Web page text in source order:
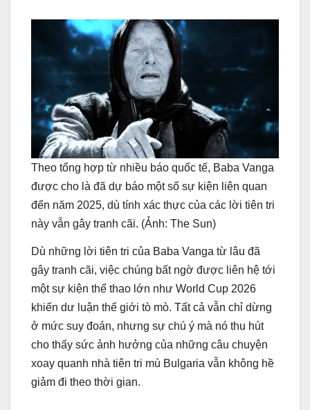
Theo tổng hợp từ nhiều báo quốc tế, Baba Vanga
được cho là đã dự báo một số sự kiện liên quan
đến năm 2025, dù tính xác thực của các lời tiên tri
này vẫn gây tranh cãi. (Ảnh: The Sun)
Dù những lời tiên tri của Baba Vanga từ lâu đã
gây tranh cãi, việc chúng bất ngờ được liên hệ tới
một sự kiện thể thao lớn như World Cup 2026
khiến dư luận thế giới tò mò. Tất cả vẫn chỉ dừng
ở mức suy đoán, nhưng sự chú ý mà nó thu hút
cho thấy sức ảnh hưởng của những câu chuyện
xoay quanh nhà tiên tri mù Bulgaria vẫn không hề
giảm đi theo thời gian.